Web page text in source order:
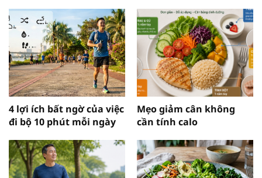
4 lợi ích bất ngờ của việc
đi bộ 10 phút mỗi ngày
Mẹo giảm cân không
cần tính calo